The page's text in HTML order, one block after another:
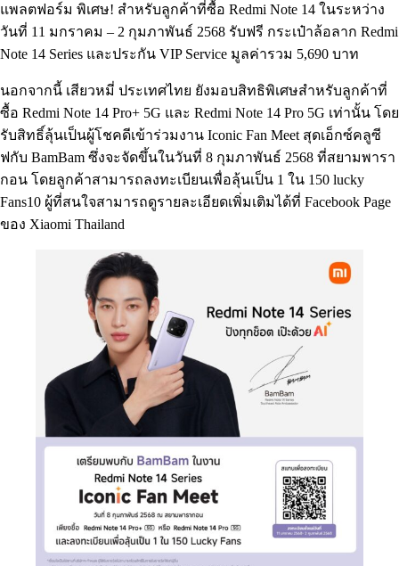
แพลตฟอร์ม พิเศษ! สำหรับลูกค้าที่ซื้อ Redmi Note 14 ในระหว่าง
วันที่ 11 มกราคม – 2 กุมภาพันธ์ 2568 รับฟรี กระเป๋าล้อลาก Redmi
Note 14 Series และประกัน VIP Service มูลค่ารวม 5,690 บาท
นอกจากนี้ เสียวหมี่ ประเทศไทย ยังมอบสิทธิพิเศษสำหรับลูกค้าที่
ซื้อ Redmi Note 14 Pro+ 5G และ Redmi Note 14 Pro 5G เท่านั้น โดย
รับสิทธิ์ลุ้นเป็นผู้โชคดีเข้าร่วมงาน Iconic Fan Meet สุดเอ็กซ์คลูซี
ฟกับ BamBam ซึ่งจะจัดขึ้นในวันที่ 8 กุมภาพันธ์ 2568 ที่สยามพารา
กอน โดยลูกค้าสามารถลงทะเบียนเพื่อลุ้นเป็น 1 ใน 150 lucky
Fans10 ผู้ที่สนใจสามารถดูรายละเอียดเพิ่มเติมได้ที่ Facebook Page
ของ Xiaomi Thailand